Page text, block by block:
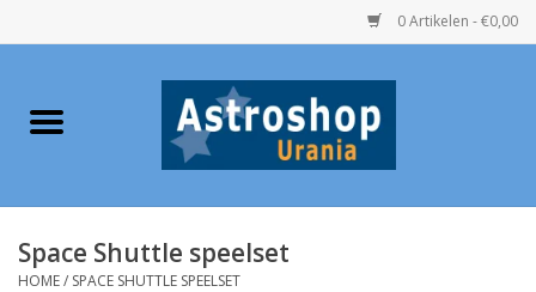
0 Artikelen - €0,00
Home
Telescopen
Space Shuttle speelset
HOME/ SPACE SHUTTLE SPEELSET